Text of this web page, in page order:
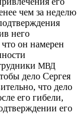
чем за неделю
него
он намерен
МВД
дело Сергея
что дело
его гибели,
его